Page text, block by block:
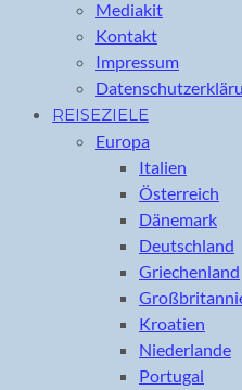
Mediakit
Kontakt
Impressum
REISEZIELE
Europa
Italien
Österreich
Dänemark
Deutschland
Griechenland
Kroatien
Niederlande
Portugal